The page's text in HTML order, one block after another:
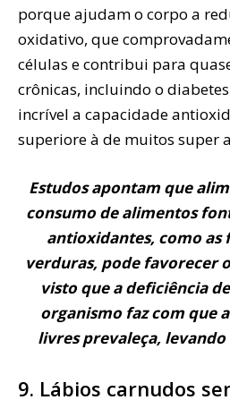
porque ajudam o corpo a
oxidativo, que
células e contribui para
crônicas, incluindo o
incrível a capacidade
superiore à de muitos super
Estudos apontam que
consumo de alimentos
antioxidantes, como as
verduras, pode favorecer
visto que a deficiência
organismo faz com que
livres prevaleça, levando
9. Lábios carnudos